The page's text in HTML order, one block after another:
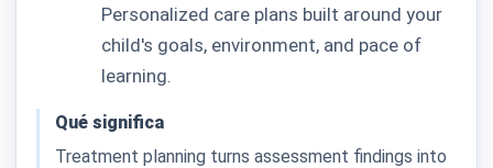
Personalized care plans built around your
child's goals, environment, and pace of
learning.
Qué significa
Treatment planning turns assessment findings into